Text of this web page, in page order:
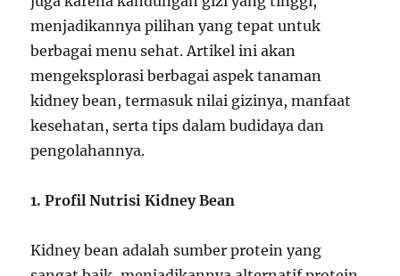
menjadikannya pilihan yang tepat untuk
berbagai menu sehat. Artikel ini akan
mengeksplorasi berbagai aspek tanaman
kidney bean, termasuk nilai gizinya, manfaat
kesehatan, serta tips dalam budidaya dan
pengolahannya.
1. Profil Nutrisi Kidney Bean
Kidney bean adalah sumber protein yang